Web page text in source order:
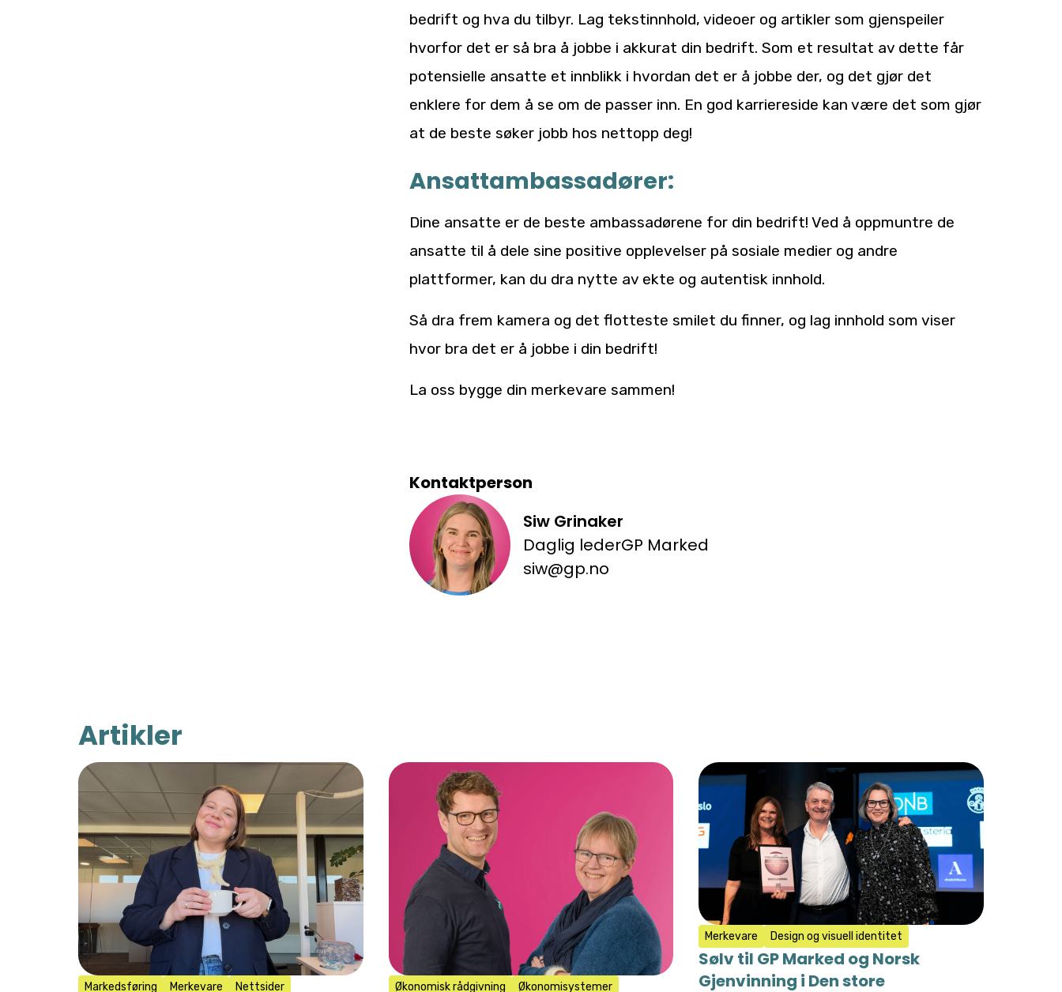
bedrift og hva du tilbyr. Lag tekstinnhold, videoer og artikler som gjenspeiler
hvorfor det er så bra å jobbe i akkurat din bedrift. Som et resultat av dette får
potensielle ansatte et innblikk i hvordan det er å jobbe der, og det gjør det
enklere for dem å se om de passer inn. En god karriereside kan være det som gjør
at de beste søker jobb hos nettopp deg!
Ansattambassadører:
Dine ansatte er de beste ambassadørene for din bedrift! Ved å oppmuntre de
ansatte til å dele sine positive opplevelser på sosiale medier og andre
plattformer, kan du dra nytte av ekte og autentisk innhold.
Så dra frem kamera og det flotteste smilet du finner, og lag innhold som viser
hvor bra det er å jobbe i din bedrift!
La oss bygge din merkevare sammen!
Kontaktperson
Siw Grinaker
Daglig lederGP Marked
siw@gp.no
Artikler
Markedsføring Merkevare Nettsider Økonomisk rådgivning Økonomisystemer
Merkevare Design og visuell identitet
Sølv til GP Marked og Norsk
Gjenvinning i Den store